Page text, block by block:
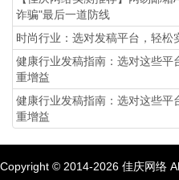
诈骗"最后一道防线
时尚行业：选对发稿平台，轻松
健康行业发稿指南：选对这些平
重增益
健康行业发稿指南：选对这些平
重增益
Copyright © 2014-2026 佳庆网络